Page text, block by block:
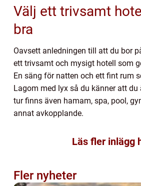
Välj ett trivsamt
bra
Oavsett anledningen till att du bor
ett trivsamt och mysigt hotell som
En säng för natten och ett fint rum
Lagom med lyx så du känner att du
tur finns även hamam, spa, pool,
annat avkopplande.
Läs fler inlägg
Fler nyheter